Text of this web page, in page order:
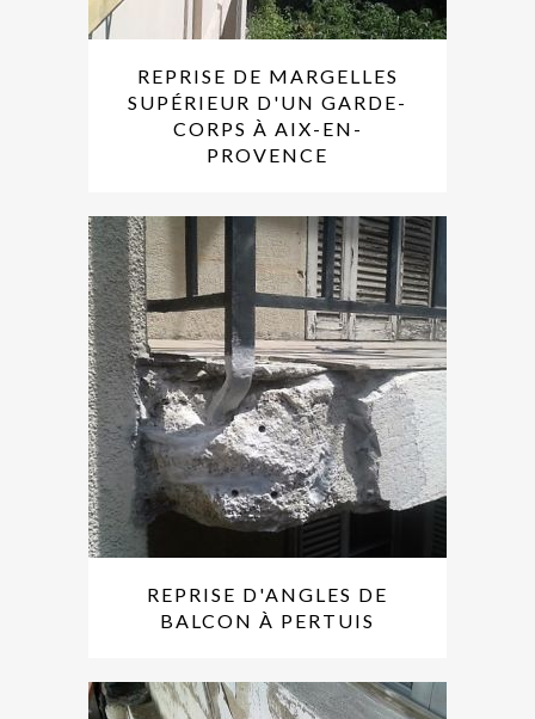
REPRISE DE MARGELLES
SUPÉRIEUR D'UN GARDE-
CORPS À AIX-EN-
PROVENCE
REPRISE D'ANGLES DE
BALCON À PERTUIS